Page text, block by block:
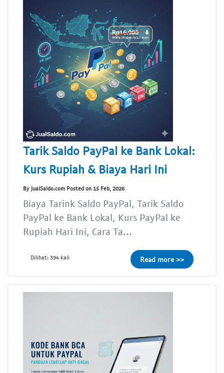
Tarik Saldo PayPal ke Bank Lokal:
Kurs Rupiah & Biaya Hari Ini
By JualSaldo.com Posted on 15 Feb, 2026
Biaya Tarink Saldo PayPal, Tarik Saldo
PayPal ke Bank Lokal, Kurs PayPal ke
Rupiah Hari Ini, Cara Ta...
Dilihat: 394 kali Read more >>